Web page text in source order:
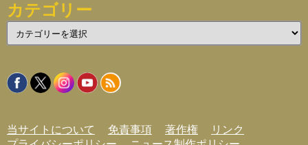
カテゴリー
テ
リ
ー
当サイトについて 免責事項 著作権
リンク